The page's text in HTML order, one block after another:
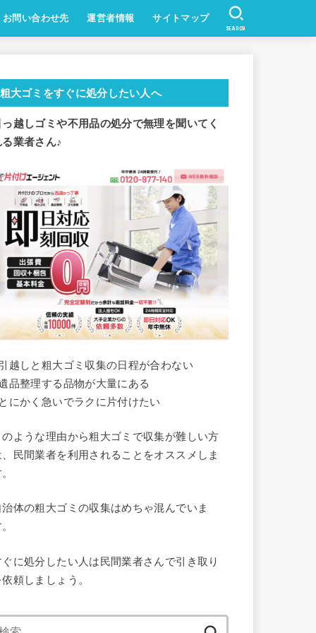
お問い合わせ先 運営者情報 サイトマップ
SEARCH
粗大ゴミをすぐに処分したい人へ
っ越しゴミや不用品の処分で無理を聞いてく
る業者さん♪
越しと粗大ゴミ収集の日程が合わない
品整理する品物が大量にある
にかく急いでラクに片付けたい
のような理由から粗大ゴミで収集が難しい方
、民間業者を利用されることをオススメしま
治体の粗大ゴミの収集はめちゃ混んでいま
ぐに処分したい人は民間業者さんで引き取り
頼しましょう。